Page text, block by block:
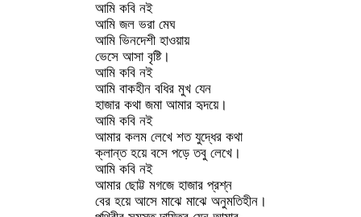
আমি কবি নই
আমি জল ভরা মেঘ
আমি ভিনদেশী হাওয়ায়
ভেসে আসা বৃষ্টি।
আমি কবি নই
আমি বাকহীন বধির মুখ যেন
হাজার কথা জমা আমার হৃদয়ে।
আমি কবি নই
আমার কলম লেখে শত যুদ্ধের কথা
ক্লান্ত হয়ে বসে পড়ে তবু লেখে।
আমি কবি নই
আমার ছোট্ট মগজে হাজার প্রশ্ন
বের হয়ে আসে মাঝে মাঝে অনুমতিহীন।